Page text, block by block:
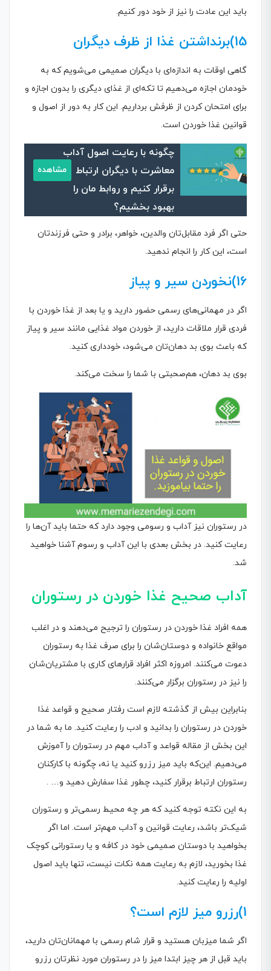
باید این عادت را نیز از خود دور کنیم.
15)برنداشتن غذا از ظرف دیگران
گاهی اوقات به اندازه‌ای با دیگران صمیمی می‌شویم که به
خودمان اجازه می‌دهیم تا تکه‌ای از غذای دیگری را بدون اجازه و
برای امتحان کردن از ظرفش برداریم. این کار به دور از اصول و
قوانین غذا خوردن است.
چگونه با رعایت اصول آداب
معاشرت با دیگران ارتباط
برقرار کنیم و روابط مان را
بهبود بخشیم؟
مشاهده
حتی اگر فرد مقابل‌تان والدین، خواهر، برادر و حتی فرزندتان
است، این کار را انجام ندهید.
16)نخوردن سیر و پیاز
اگر در مهمانی‌های رسمی حضور دارید و یا بعد از غذا خوردن با
فردی قرار ملاقات دارید، از خوردن مواد غذایی مانند سیر و پیاز
که باعث بوی بد دهان‌تان می‌شود، خودداری کنید.
بوی بد دهان، هم‌صحبتی با شما را سخت می‌کند.
در رستوران نیز آداب و رسومی وجود دارد که حتما باید آن‌ها را
رعایت کنید. در بخش بعدی با این آداب و رسوم آشنا خواهید
شد.
آداب صحیح غذا خوردن در رستوران
همه افراد غذا خوردن در رستوران را ترجیح می‌دهند و در اغلب
مواقع خانواده و دوستان‌شان را برای صرف غذا به رستوران
دعوت می‌کنند. امروزه اکثر افراد قرارهای کاری با مشتریان‌شان
را نیز در رستوران برگزار می‌کنند.
بنابراین بیش از گذشته لازم است رفتار صحیح و قواعد غذا
خوردن در رستوران را بدانید و ادب را رعایت کنید. ما به شما در
این بخش از مقاله قواعد و آداب مهم در رستوران را آموزش
می‌دهیم. این‌که باید میز رزرو کنید یا نه، چگونه با کارکنان
رستوران ارتباط برقرار کنید، چطور غذا سفارش دهید و… .
به این نکته توجه کنید که هر چه محیط رسمی‌تر و رستوران
شیک‌تر باشد، رعایت قوانین و آداب مهم‌تر است. اما اگر
بخواهید با دوستان صمیمی خود در کافه و یا رستورانی کوچک
غذا بخورید، لازم به رعایت همه نکات نیست، تنها باید اصول
اولیه را رعایت کنید.
1)رزرو میز لازم است؟
اگر شما میزبان هستید و قرار شام رسمی با مهمانان‌تان دارید،
باید قبل از هر چیز ابتدا میز را در رستوران مورد نظرتان رزرو